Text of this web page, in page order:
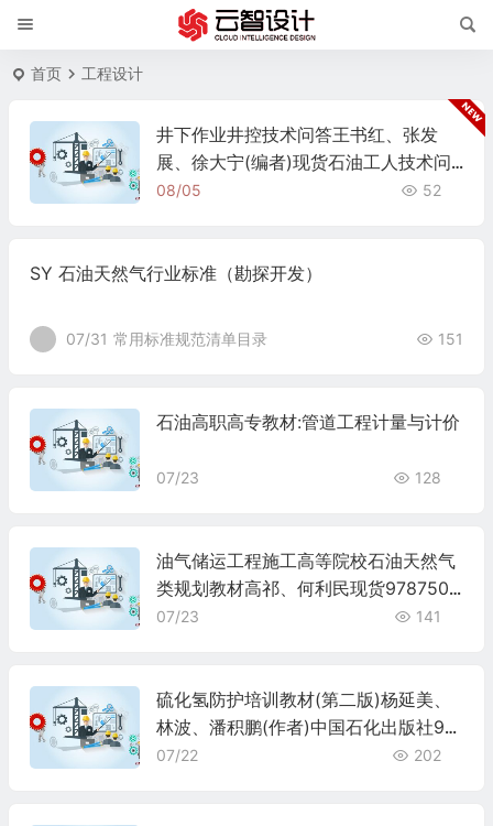
首页 工程设计
井下作业井控技术问答王书红、张发
展、徐大宁(编者)现货石油工人技术问
答系列丛书
08/05 52
SY 石油天然气行业标准（勘探开发）
07/31 常用标准规范清单目录 151
石油高职高专教材:管道工程计量与计价
07/23 128
油气储运工程施工高等院校石油天然气
类规划教材高祁、何利民现货9787502
157883
07/23 141
硫化氢防护培训教材(第二版)杨延美、
林波、潘积鹏(作者)中国石化出版社97
87511408433
07/22 202